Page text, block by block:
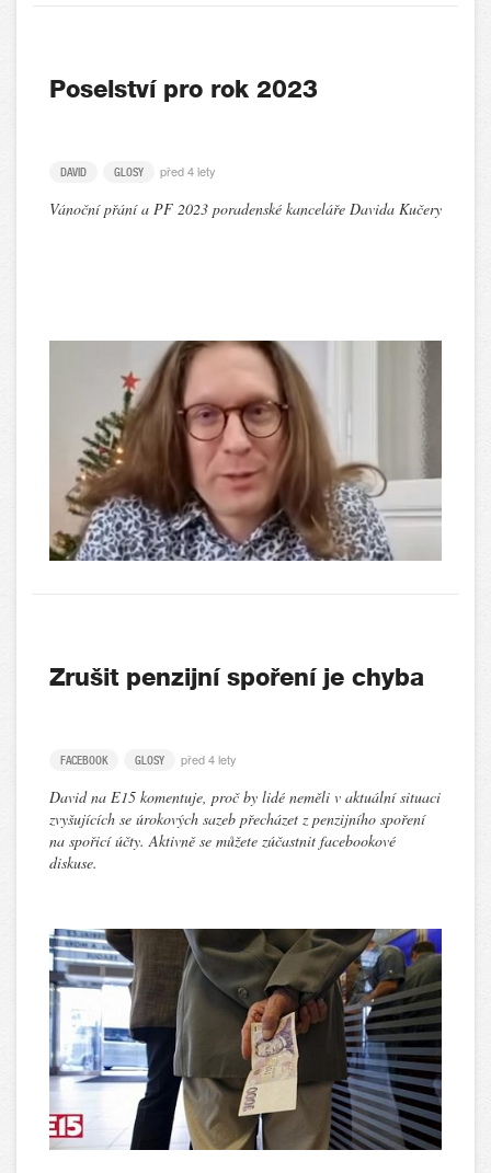
Poselství pro rok 2023
DAVID GLOSY před 4 lety
Vánoční přání a PF 2023 poradenské kanceláře Davida Kučery
Zrušit penzijní spoření je chyba
FACEBOOK GLOSY před 4 lety
David na E15 komentuje, proč by lidé neměli v aktuální situaci
zvyšujících se úrokových sazeb přecházet z penzijního spoření
na spořicí účty. Aktivně se můžete zúčastnit facebookové
diskuse.